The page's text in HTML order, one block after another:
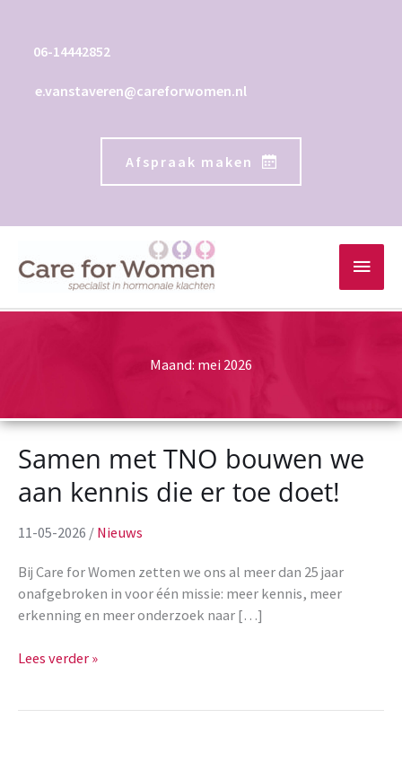
06-14442852
e.vanstaveren@careforwomen.nl
Afspraak maken
Maand: mei 2026
Samen met TNO bouwen we
aan kennis die er toe doet!
11-05-2026 / Nieuws
Bij Care for Women zetten we ons al meer dan 25 jaar
onafgebroken in voor één missie: meer kennis, meer
erkenning en meer onderzoek naar […]
Samen
Lees verder »